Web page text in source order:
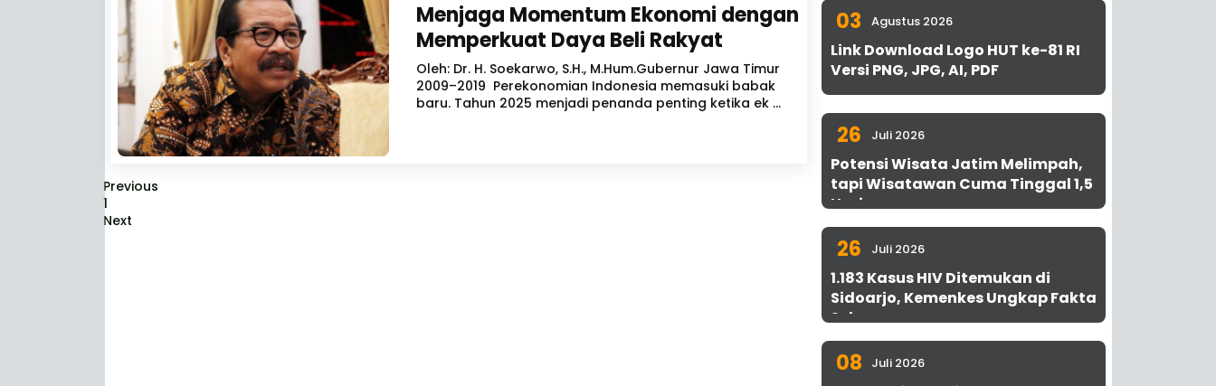
Menjaga Momentum Ekonomi dengan
Memperkuat Daya Beli Rakyat
Oleh: Dr. H. Soekarwo, S.H., M.Hum.Gubernur Jawa Timur
2009–2019 Perekonomian Indonesia memasuki babak
baru. Tahun 2025 menjadi penanda penting ketika ek ...
Previous
1
Next
03 Agustus 2026
Link Download Logo HUT ke-81 RI
Versi PNG, JPG, AI, PDF
26 Juli 2026
Potensi Wisata Jatim Melimpah,
tapi Wisatawan Cuma Tinggal 1,5
Hari
26 Juli 2026
1.183 Kasus HIV Ditemukan di
Sidoarjo, Kemenkes Ungkap Fakta
Sebenarnya
08 Juli 2026